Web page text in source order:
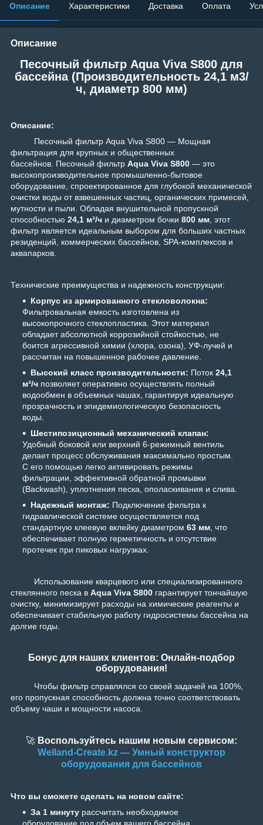
Описание Характеристики Доставка Оплата
Описание
Песочный фильтр Aqua Viva S800 для
бассейна (Производительность 24,1 м3/
ч, диаметр 800 мм)
Описание:
Песочный фильтр Aqua Viva S800 — Мощная
фильтрация для крупных и общественных
бассейнов. Песочный фильтр Aqua Viva S800 — это
высокопроизводительное промышленно-бытовое
оборудование, спроектированное для глубокой механической
очистки воды от взвешенных частиц, органических примесей,
мутности и пыли. Обладая внушительной пропускной
способностью 24,1 м³/ч и диаметром бочки 800 мм, этот
фильтр является идеальным выбором для больших частных
резиденций, коммерческих бассейнов, SPA-комплексов и
аквапарков.
Технические преимущества и надежность конструкции:
Корпус из армированного стекловолокна:
Фильтровальная емкость изготовлена из
высокопрочного стеклопластика. Этот материал
обладает абсолютной коррозийной стойкостью, не
боится агрессивной химии (хлора, озона), УФ-лучей и
рассчитан на повышенное рабочее давление.
Высокий класс производительности: Поток 24,1
м³/ч позволяет оперативно осуществлять полный
водообмен в объемных чашах, гарантируя идеальную
прозрачность и эпидемиологическую безопасность
воды.
Шестипозиционный механический клапан:
Удобный боковой или верхний 6-режимный вентиль
делает процесс обслуживания максимально простым.
С его помощью легко активировать режимы
фильтрации, эффективной обратной промывки
(Backwash), уплотнения песка, ополаскивания и слива.
Надежный монтаж: Подключение фильтра к
гидравлической системе осуществляется под
стандартную клеевую вклейку диаметром 63 мм, что
обеспечивает полную герметичность и отсутствие
протечек при пиковых нагрузках.
Использование кварцевого или специализированного
стеклянного песка в Aqua Viva S800 гарантирует тончайшую
очистку, минимизирует расходы на химические реагенты и
обеспечивает стабильную работу гидросистемы бассейна на
долгие годы.
Бонус для наших клиентов: Онлайн-подбор
оборудования!
Чтобы фильтр справлялся со своей задачей на 100%,
его пропускная способность должна точно соответствовать
объему чаши и мощности насоса.
🚀 Воспользуйтесь нашим новым сервисом:
Welland-Create.kz — Умный конструктор
оборудования для бассейнов
Что вы сможете сделать на новом сайте:
За 1 минуту рассчитать необходимое